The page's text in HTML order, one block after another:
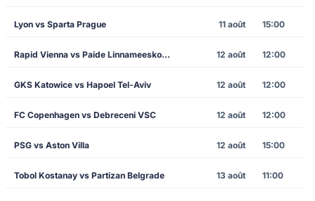
Lyon vs Sparta Prague 11 août 15:00
Rapid Vienna vs Paide Linnameeskond 12 août 12:00
GKS Katowice vs Hapoel Tel-Aviv 12 août 12:00
FC Copenhagen vs Debreceni VSC 12 août 12:00
PSG vs Aston Villa 12 août 15:00
Tobol Kostanay vs Partizan Belgrade 13 août 11:00